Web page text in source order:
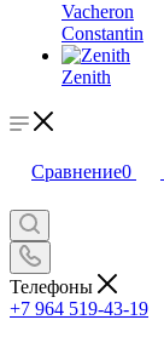
Vacheron
Constantin
Zenith
Сравнение0
Телефоны
+7 964 519-43-19